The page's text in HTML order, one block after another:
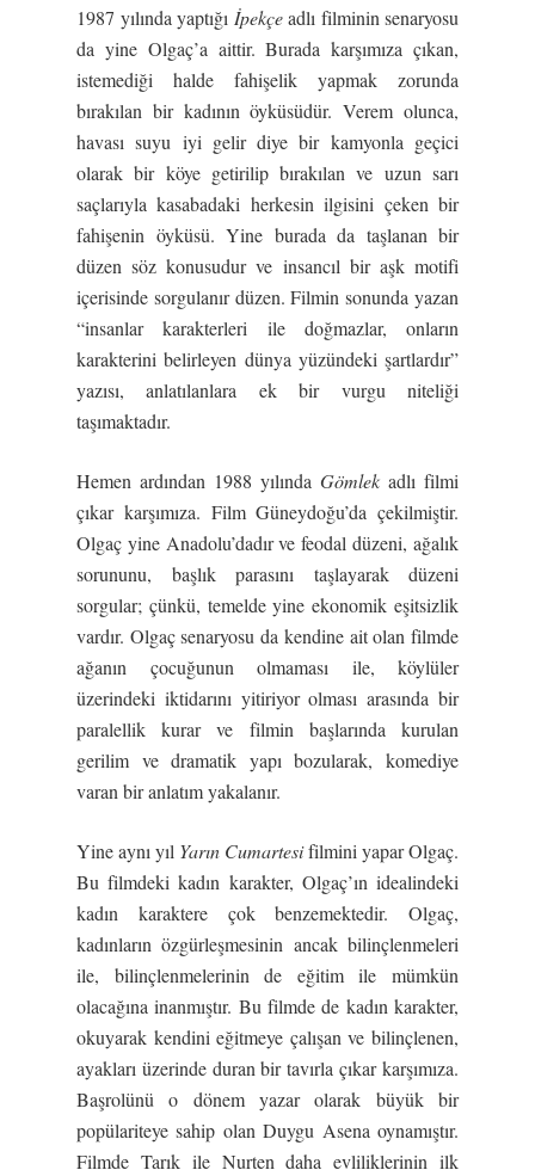
1987 yılında yaptığı İpekçeadlı filminin senaryosu
da yine Olgaç’a aittir. Burada karşımıza çıkan,
istemediği halde fahişelik yapmak zorunda
bırakılan bir kadının öyküsüdür. Verem olunca,
havası suyu iyi gelir diye bir kamyonla geçici
olarak bir köye getirilip bırakılan ve uzun sarı
saçlarıyla kasabadaki herkesin ilgisini çeken bir
fahişenin öyküsü. Yine burada da taşlanan bir
düzen söz konusudur ve insancıl bir aşk motifi
içerisinde sorgulanır düzen. Filmin sonunda yazan
“insanlar karakterleri ile doğmazlar, onların
karakterini belirleyen dünya yüzündeki şartlardır”
yazısı, anlatılanlara ek bir vurgu niteliği
taşımaktadır.
Hemen ardından 1988 yılında Gömlek adlı filmi
çıkar karşımıza. Film Güneydoğu’da çekilmiştir.
Olgaç yine Anadolu’dadır ve feodal düzeni, ağalık
sorununu, başlık parasını taşlayarak düzeni
sorgular; çünkü, temelde yine ekonomik eşitsizlik
vardır. Olgaç senaryosu da kendine ait olan filmde
ağanın çocuğunun olmaması ile, köylüler
üzerindeki iktidarını yitiriyor olması arasında bir
paralellik kurar ve filmin başlarında kurulan
gerilim ve dramatik yapı bozularak, komediye
varan bir anlatım yakalanır.
Yine aynı yıl Yarın Cumartesifilmini yapar Olgaç.
Bu filmdeki kadın karakter, Olgaç’ın idealindeki
kadın karaktere çok benzemektedir. Olgaç,
kadınların özgürleşmesinin ancak bilinçlenmeleri
ile, bilinçlenmelerinin de eğitim ile mümkün
olacağına inanmıştır. Bu filmde de kadın karakter,
okuyarak kendini eğitmeye çalışan ve bilinçlenen,
ayakları üzerinde duran bir tavırla çıkar karşımıza.
Başrolünü o dönem yazar olarak büyük bir
popülariteye sahip olan Duygu Asena oynamıştır.
Filmde Tarık ile Nurten daha evliliklerinin ilk